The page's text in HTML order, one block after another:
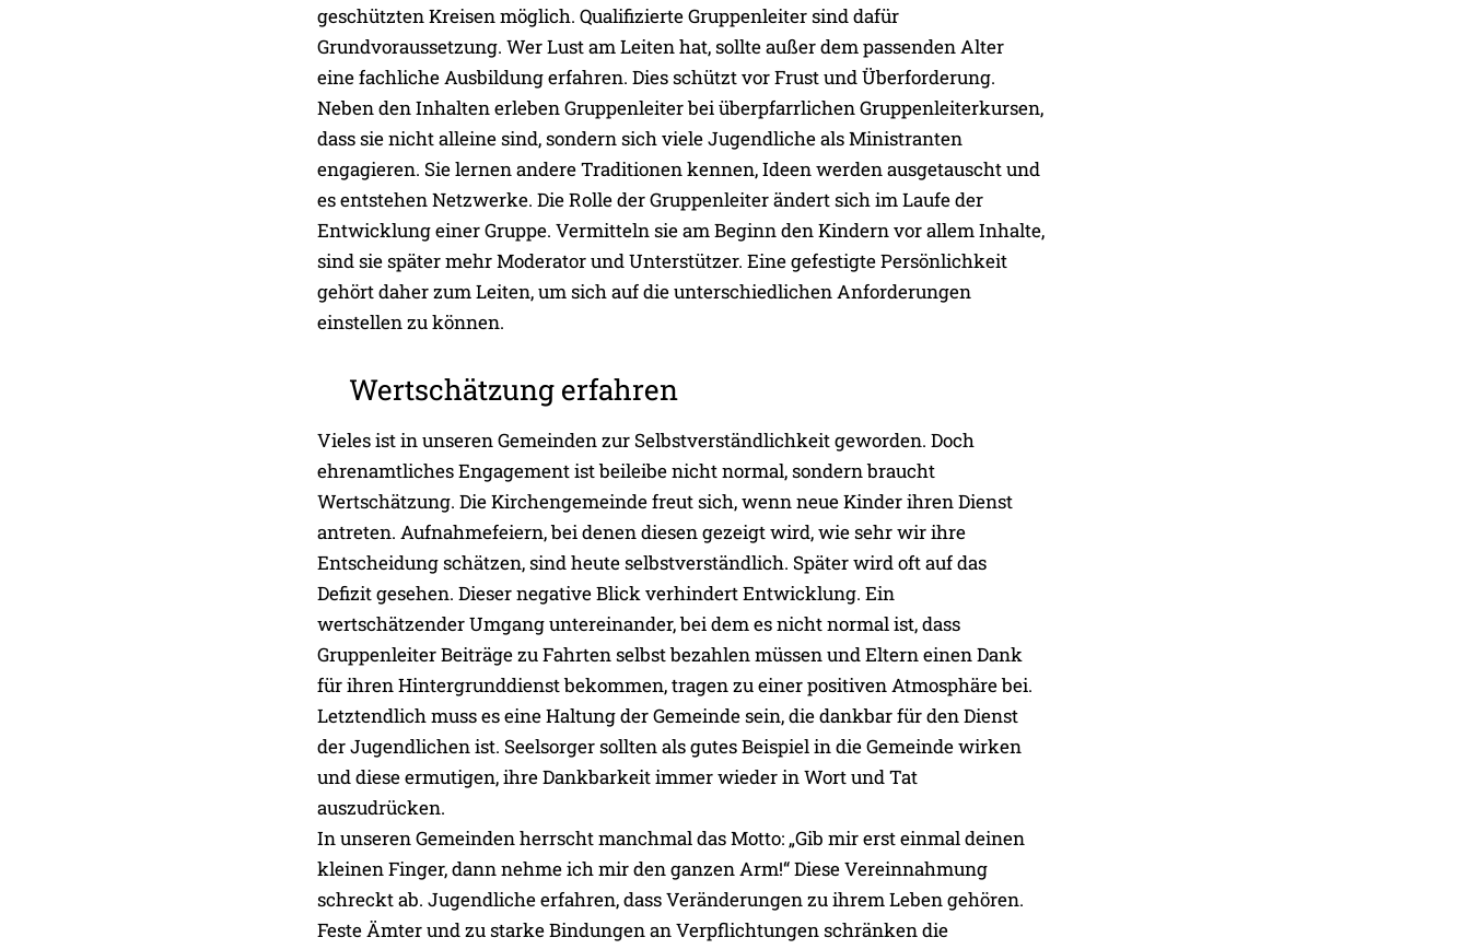
geschützten Kreisen möglich. Qualifizierte Gruppenleiter sind dafür
Grundvoraussetzung. Wer Lust am Leiten hat, sollte außer dem passenden Alter
eine fachliche Ausbildung erfahren. Dies schützt vor Frust und Überforderung.
Neben den Inhalten erleben Gruppenleiter bei überpfarrlichen Gruppenleiterkursen,
dass sie nicht alleine sind, sondern sich viele Jugendliche als Ministranten
engagieren. Sie lernen andere Traditionen kennen, Ideen werden ausgetauscht und
es entstehen Netzwerke. Die Rolle der Gruppenleiter ändert sich im Laufe der
Entwicklung einer Gruppe. Vermitteln sie am Beginn den Kindern vor allem Inhalte,
sind sie später mehr Moderator und Unterstützer. Eine gefestigte Persönlichkeit
gehört daher zum Leiten, um sich auf die unterschiedlichen Anforderungen
einstellen zu können.
Wertschätzung erfahren
Vieles ist in unseren Gemeinden zur Selbstverständlichkeit geworden. Doch
ehrenamtliches Engagement ist beileibe nicht normal, sondern braucht
Wertschätzung. Die Kirchengemeinde freut sich, wenn neue Kinder ihren Dienst
antreten. Aufnahmefeiern, bei denen diesen gezeigt wird, wie sehr wir ihre
Entscheidung schätzen, sind heute selbstverständlich. Später wird oft auf das
Defizit gesehen. Dieser negative Blick verhindert Entwicklung. Ein
wertschätzender Umgang untereinander, bei dem es nicht normal ist, dass
Gruppenleiter Beiträge zu Fahrten selbst bezahlen müssen und Eltern einen Dank
für ihren Hintergrunddienst bekommen, tragen zu einer positiven Atmosphäre bei.
Letztendlich muss es eine Haltung der Gemeinde sein, die dankbar für den Dienst
der Jugendlichen ist. Seelsorger sollten als gutes Beispiel in die Gemeinde wirken
und diese ermutigen, ihre Dankbarkeit immer wieder in Wort und Tat
auszudrücken.
In unseren Gemeinden herrscht manchmal das Motto: „Gib mir erst einmal deinen
kleinen Finger, dann nehme ich mir den ganzen Arm!“ Diese Vereinnahmung
schreckt ab. Jugendliche erfahren, dass Veränderungen zu ihrem Leben gehören.
Feste Ämter und zu starke Bindungen an Verpflichtungen schränken die